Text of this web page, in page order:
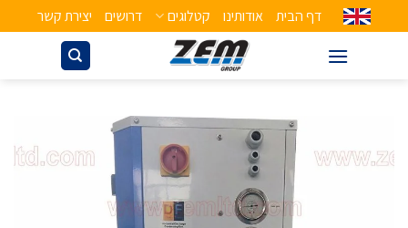
דף הבית אודותינו קטלוגים דרושים יצירת קשר